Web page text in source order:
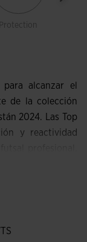
Protection
alcanzar el
de la colección
2024. Las Top
y reactividad
Diseño
flexibilidad,